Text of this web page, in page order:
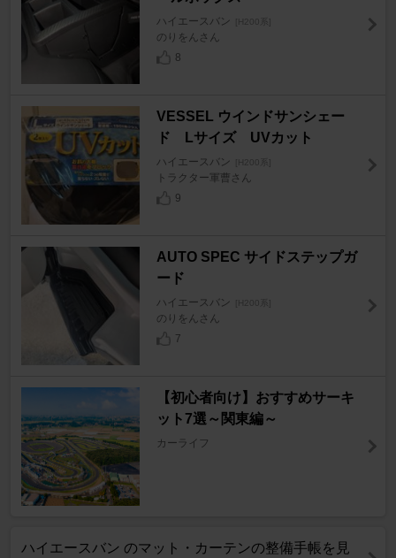
ハイエースバン [H200系]
のりをんさん
8
VESSEL ウインドサンシェー
ド Lサイズ UVカット
ハイエースバン [H200系]
トラクター軍曹さん
9
AUTO SPEC サイドステップガ
ード
ハイエースバン [H200系]
のりをんさん
7
【初心者向け】おすすめサーキ
ット7選～関東編～
カーライフ
ハイエースバン のマット・カーテンの整備手帳を見